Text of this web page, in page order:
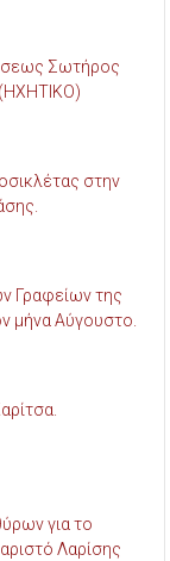
Σωτήρος
στην
Γραφείων της
μήνα Αύγουστο.
για το
Λαρίσης